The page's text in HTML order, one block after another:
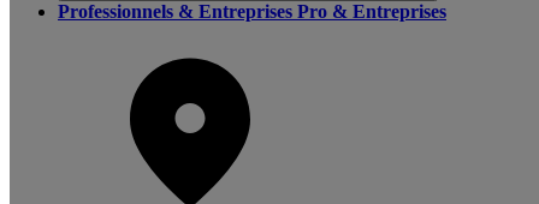
Professionnels & Entreprises Pro & Entreprises